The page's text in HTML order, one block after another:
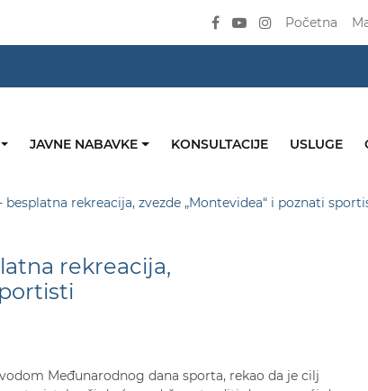
Početna
JAVNE NABAVKE KONSULTACIJE USLUGE
rekreacija, zvezde „Montevidea“ i poznati
rekreacija,
Međunarodnog dana sporta, rekao da je cilj